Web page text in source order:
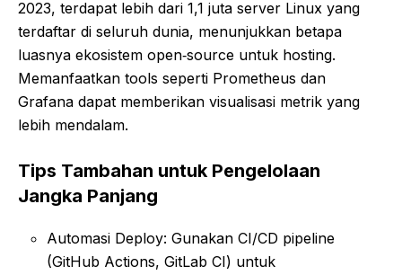
2023, terdapat lebih dari 1,1 juta server Linux yang
terdaftar di seluruh dunia, menunjukkan betapa
luasnya ekosistem open‑source untuk hosting.
Memanfaatkan tools seperti Prometheus dan
Grafana dapat memberikan visualisasi metrik yang
lebih mendalam.
Tips Tambahan untuk Pengelolaan
Jangka Panjang
Automasi Deploy: Gunakan CI/CD pipeline
(GitHub Actions, GitLab CI) untuk